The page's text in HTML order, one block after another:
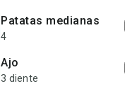
patatas medianas
4
ajo
3 diente